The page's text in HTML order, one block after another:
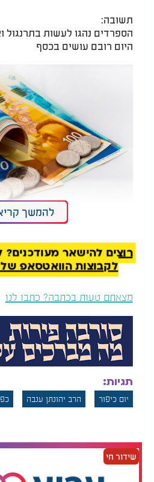
תשובה:
הספרדים נהגו לעשות בתרנגול
היום רובם עושים בכסף
רגע לפני כיפור: הסגולה
להמשך
רוצים להישאר
לקבוצות הוואטסאפ של ערוץ
מצאתם טעות בכתבה? כתבו לנו
תגיות:
יום כיפור הרב יהונתן ענבה
שידור חי